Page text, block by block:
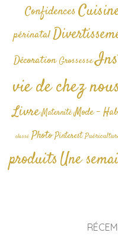
Confidences
périnatal
Décoration Grossesse
vie de chez nous
Livre Maternité Mode -
classé Photo Pinterest
produitsUne